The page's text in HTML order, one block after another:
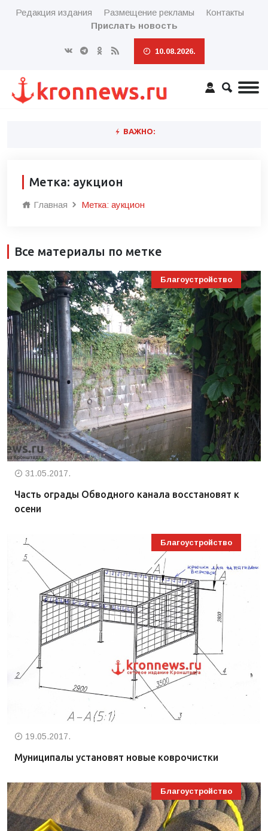
Редакция издания Размещение рекламы
Контакты
Прислать новость
10.08.2026.
ВАЖНО:
Метка: аукцион
Главная Метка: аукцион
Все материалы по метке
Благоустройство
31.05.2017.
Часть ограды Обводного канала восстановят к
осени
Благоустройство
19.05.2017.
Муниципалы установят новые коврочистки
Благоустройство